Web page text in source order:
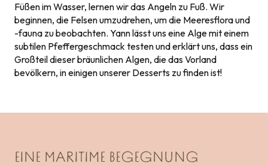
Füßen im Wasser, lernen wir das Angeln zu Fuß. Wir
beginnen, die Felsen umzudrehen, um die Meeresflora und
-fauna zu beobachten. Yann lässt uns eine Alge mit einem
subtilen Pfeffergeschmack testen und erklärt uns, dass ein
Großteil dieser bräunlichen Algen, die das Vorland
bevölkern, in einigen unserer Desserts zu finden ist!
EINE MARITIME BEGEGNUNG